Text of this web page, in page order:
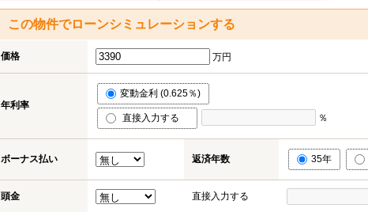
この物件でローンシミュレーションする
価格 万円
年利率
変動金利 (0.625％)
直接入力する ％
ボーナス払い 返済年数 35年
頭金 直接入力する